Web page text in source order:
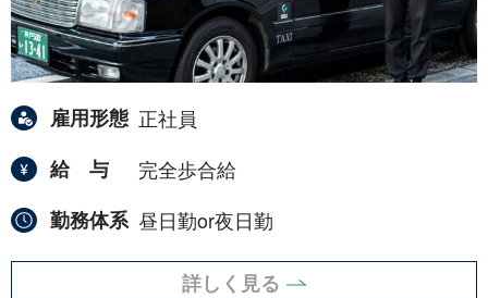
雇用形態 正社員
給与
完全歩合給
勤務体系 昼日勤or夜日勤
詳しく見る